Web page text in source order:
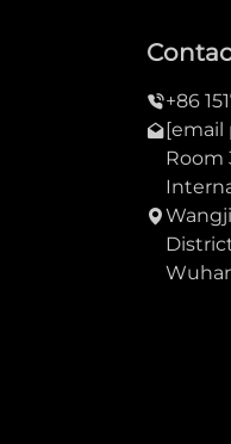
+86
[email
Room